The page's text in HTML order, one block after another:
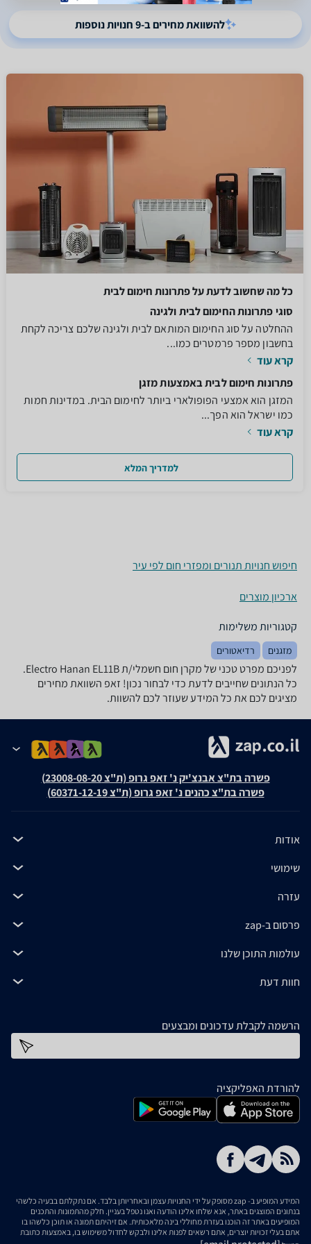
להשוואת מחירים ב-9 חנויות נוספות
כל מה שחשוב לדעת על פתרונות חימום לבית
סוגי פתרונות החימום לבית ולגינה
ההחלטה על סוג החימום המותאם לבית ולגינה שלכם צריכה לקחת
בחשבון מספר פרמטרים כמו...
קרא עוד
פתרונות חימום לבית באמצעות מזגן
המזגן הוא אמצעי הפופולארי ביותר לחימום הבית. במדינות חמות
כמו ישראל הוא הפך...
קרא עוד
למדריך המלא
חיפוש חנויות תנורים ומפזרי חום לפי עיר
ארכיון מוצרים
קטגוריות משלימות
מזגנים רדיאטורים
לפניכם מפרט טכני של ‏מקרן חום ‏חשמלי/ת Electro Hanan EL11B.
כל הנתונים שחייבים לדעת כדי לבחור נכון! זאפ השוואת מחירים
מציגים לכם את כל המידע שעוזר לכם להשוות.
פשרה בת"צ אבנצ'יק נ' זאפ גרופ (ת"צ 23008-08-20)
פשרה בת"צ כהנים נ' זאפ גרופ (ת"צ 60371-12-19)
אודות
שימושי
עזרה
פרסום ב-zap
עולמות התוכן שלנו
חוות דעת
הרשמה לקבלת עדכונים ומבצעים
להורדת האפליקציה
המידע המופיע ב- zap מסופק על ידי החנויות עצמן ובאחריותן בלבד. אם נתקלתם בבעיה כלשהי
בנתונים המוצגים באתר, אנא שלחו אלינו הודעה ואנו נטפל בעניין. חלק מהתמונות והתכנים
המופיעים באתר זה הוכנו בעזרת מחוללי בינה מלאכותית. אם זיהיתם תמונה או תוכן כלשהו בו
אתם בעלי זכויות יוצרים, אתם רשאים לפנות אלינו ולבקש לחדול משימוש בו, באמצעות כתובת